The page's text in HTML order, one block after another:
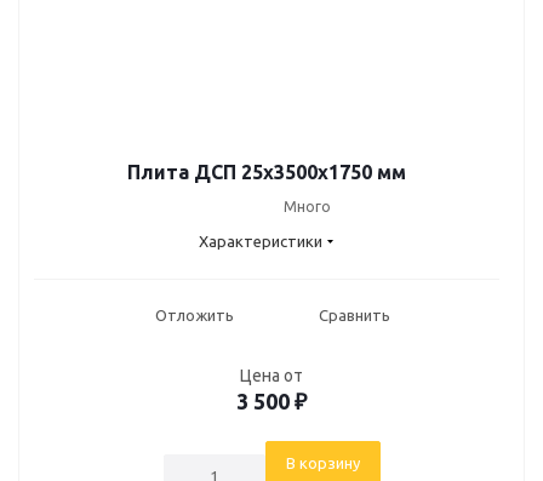
Плита ДСП 25х3500х1750 мм
Много
Характеристики
Отложить Сравнить
Цена от
3 500 ₽
В корзину